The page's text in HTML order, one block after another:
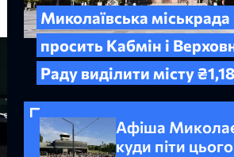
Миколаївська міськрада
просить Кабмін і
Раду виділити місту ₴1,18
Афіша
куди піти